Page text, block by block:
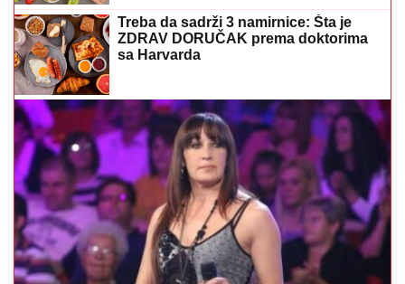
Treba da sadrži 3 namirnice: Šta je
ZDRAV DORUČAK prema doktorima
sa Harvarda